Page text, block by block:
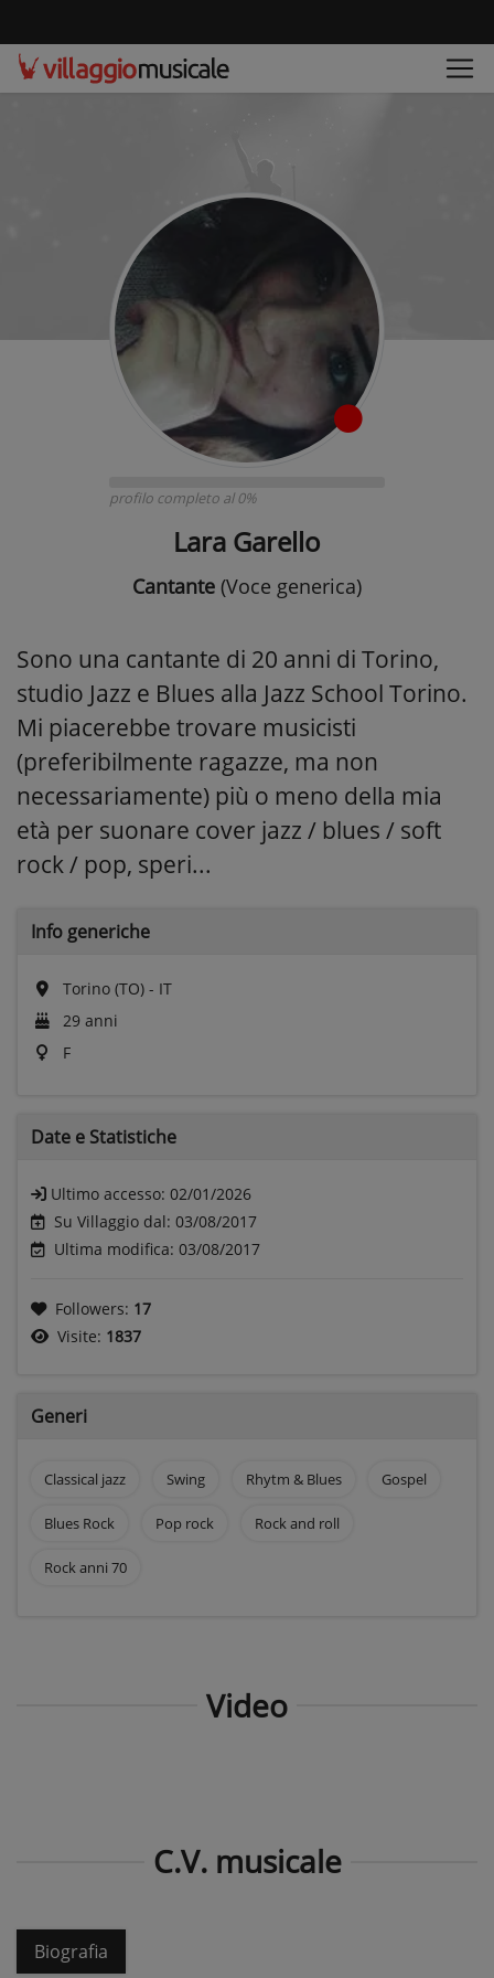
profilo completo al 0%
Lara Garello
Cantante (Voce generica)
Sono una cantante di 20 anni di Torino,
studio Jazz e Blues alla Jazz School Torino.
Mi piacerebbe trovare musicisti
(preferibilmente ragazze, ma non
necessariamente) più o meno della mia
età per suonare cover jazz / blues / soft
rock / pop, speri...
Info generiche
Torino (TO) - IT
29 anni
F
Date e Statistiche
Ultimo accesso: 02/01/2026
Su Villaggio dal: 03/08/2017
Ultima modifica: 03/08/2017
Followers: 17
Visite: 1837
Generi
Classical jazz Swing Rhytm & Blues Gospel
Blues Rock Pop rock Rock and roll
Rock anni 70
Video
C.V. musicale
Biografia